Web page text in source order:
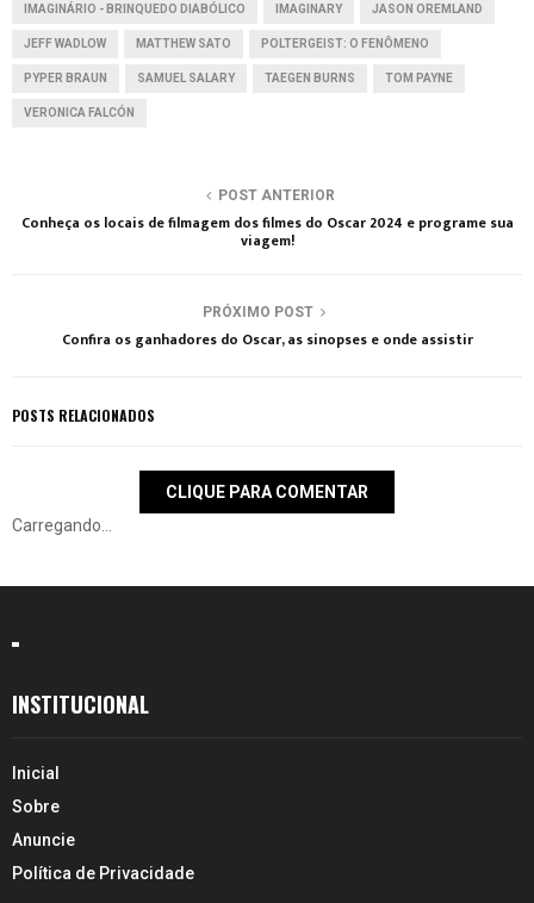
IMAGINÁRIO - BRINQUEDO DIABÓLICO IMAGINARY JASON OREMLAND
JEFF WADLOW MATTHEW SATO POLTERGEIST: O FENÔMENO
PYPER BRAUN SAMUEL SALARY TAEGEN BURNS TOM PAYNE
VERONICA FALCÓN
POST ANTERIOR
Conheça os locais de filmagem dos filmes do Oscar 2024 e programe sua
viagem!
PRÓXIMO POST
Confira os ganhadores do Oscar, as sinopses e onde assistir
POSTS RELACIONADOS
CLIQUE PARA COMENTAR
Carregando...
INSTITUCIONAL
Inicial
Sobre
Anuncie
Política de Privacidade